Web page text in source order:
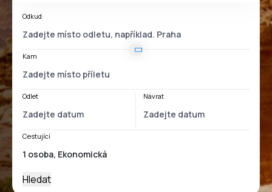
Odkud
Kam
Odlet Návrat
Cestující
Hledat